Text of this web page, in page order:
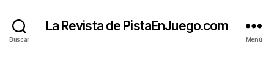
Buscar
La Revista de PistaEnJuego.com
Menú